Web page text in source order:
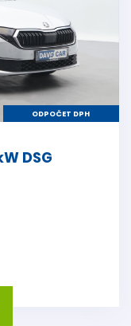
ODPOČET DPH
DSG